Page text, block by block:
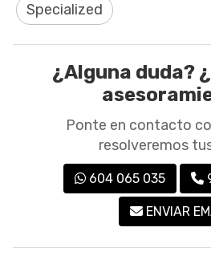
Specialized
¿Alguna duda?
Ponte en contacto
resolveremos
604 065 035
ENVIAR